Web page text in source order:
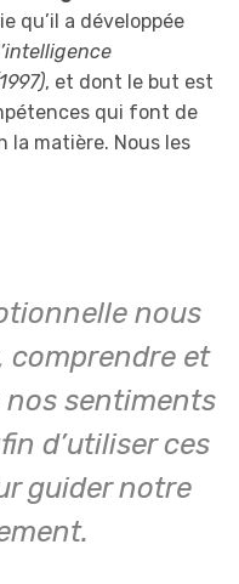
qu’il a développée
, et dont le but est
qui font de
la matière. Nous les
nous
comprendre et
sentiments
d’utiliser ces
guider notre